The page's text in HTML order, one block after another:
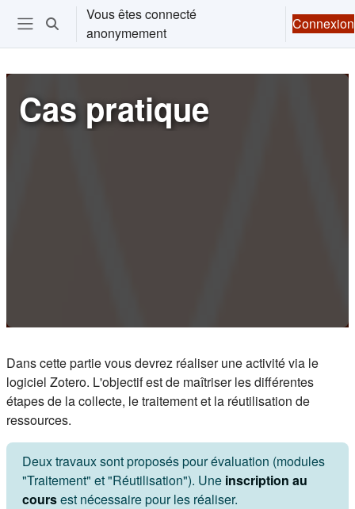
Passer au contenu principal
Ouvrir le menu de navigation
Activer/désactiver la saisie de recherche
Vous êtes connecté
anonymement
Connexion
Cas pratique
Résumé de section
Dans cette partie vous devrez réaliser une activité via le
logiciel Zotero. L'objectif est de maîtriser les différentes
étapes de la collecte, le traitement et la réutilisation de
ressources.
Deux travaux sont proposés pour évaluation (modules
"Traitement" et "Réutilisation"). Une inscription au
coursest nécessaire pour les réaliser.